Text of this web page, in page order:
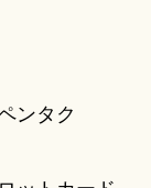
ンタク